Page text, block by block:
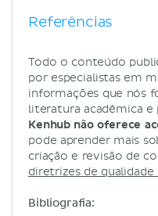
Referências
Todo o conteúdo
por especialistas em
informações que nós
literatura acadêmica e
Kenhub não oferece
pode aprender mais
criação e revisão de
diretrizes de
Bibliografia: